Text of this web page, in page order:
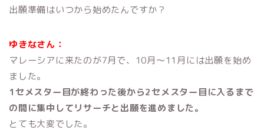
出願準備はいつから始めたんですか？
ゆきなさん：
マレーシアに来たのが7月で、10月〜11月には出願を始め
ました。
1セメスター目が終わった後から2セメスター目に入るまで
の間に集中してリサーチと出願を進めました。
とても大変でした。